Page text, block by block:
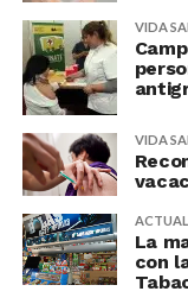
VIDA
VIDA
La
con